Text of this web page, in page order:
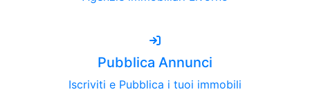
Pubblica Annunci
Iscriviti e Pubblica i tuoi immobili